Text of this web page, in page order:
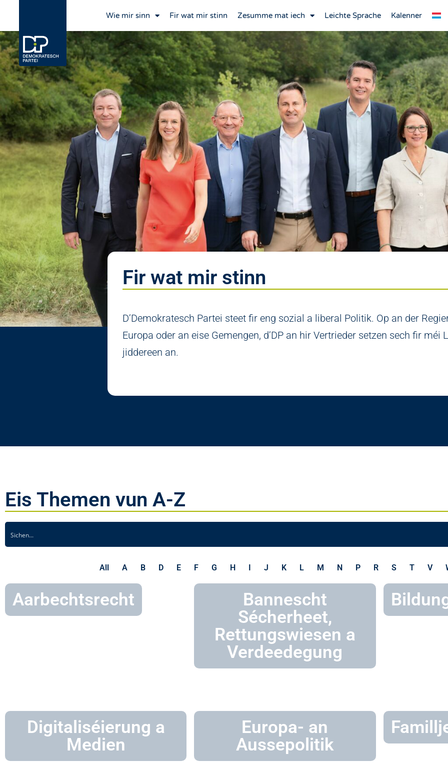
Wie mir sinn Fir wat mir stinn Zesumme mat iech Leichte Sprache Kalenner
Fir wat mir stinn
D’Demokratesch Partei steet fir eng sozial a liberal Politik. Op an der
Europa oder an eise Gemengen, d’DP an hir Vertrieder setzen sech fir méi
jiddereen an.
Eis Themen vun A-Z
All A B D E F G H J K L M N P R S T V
Aarbechtsrecht
Bannescht
Sécherheet,
Rettungswiesen a
Verdeedegung
Digitaliséierung a
Medien
Europa- an
Aussepolitik